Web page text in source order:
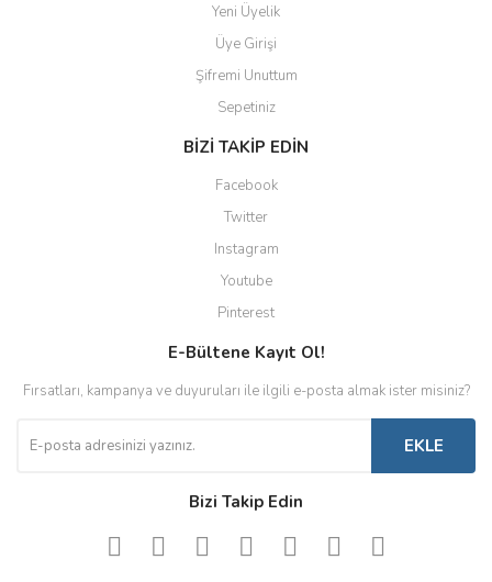
Yeni Üyelik
Üye Girişi
Şifremi Unuttum
Sepetiniz
BİZİ TAKİP EDİN
Facebook
Twitter
Instagram
Youtube
Pinterest
E-Bültene Kayıt Ol!
Fırsatları, kampanya ve duyuruları ile ilgili e-posta almak ister misiniz?
EKLE
Bizi Takip Edin